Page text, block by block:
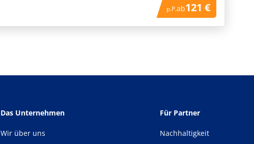
p.P.ab121 €
Das Unternehmen
Wir über uns
Für Partner
Nachhaltigkeit